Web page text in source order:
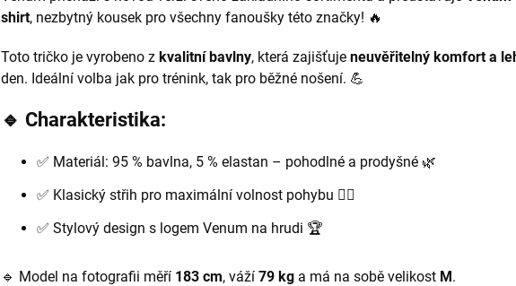
shirt, nezbytný kousek pro všechny fanoušky této značky! 🔥
Toto tričko je vyrobeno z kvalitní bavlny, která zajišťuje neuvěřitelný komfort a
den. Ideální volba jak pro trénink, tak pro běžné nošení. 💪
🔹 Charakteristika:
✅ Materiál: 95 % bavlna, 5 % elastan – pohodlné a prodyšné 🌿
✅ Klasický střih pro maximální volnost pohybu 🏋️‍♂️
✅ Stylový design s logem Venum na hrudi 🏆
🔹 Model na fotografii měří 183 cm, váží 79 kg a má na sobě velikost M.